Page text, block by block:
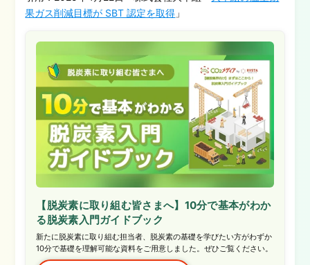
果ガス削減目標が SBT 認定を取得 」
【脱炭素に取り組む皆さまへ】10分で基本がわか
る脱炭素入門ガイドブック
新たに脱炭素に取り組む担当者、脱炭素の基礎を学びたい方がわずか
10分で基礎を理解可能な資料をご用意しました。ぜひご覧ください。